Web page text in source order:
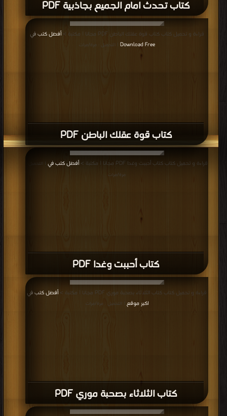
كتاب تحدث امام الجميع بجاذبية PDF
كتاب قوة عقلك الباطن PDF
قراءة و تحميل كتاب كتاب قوة عقلك الباطن PDF مجانا | مكتبة >
أفضل كتب في
Download Free
| التحميل : مرة/مرات
كتاب أحببت وغدا PDF
قراءة و تحميل كتاب كتاب أحببت وغدا PDF مجانا | مكتبة > أفضل كتب في
| التحميل :
مرة/مرات
كتاب الثلاثاء بصحبة موري PDF
قراءة و تحميل كتاب كتاب الثلاثاء بصحبة موري PDF مجانا | مكتبة >
أفضل كتب في
اكبر موقع
| التحميل : مرة/مرات